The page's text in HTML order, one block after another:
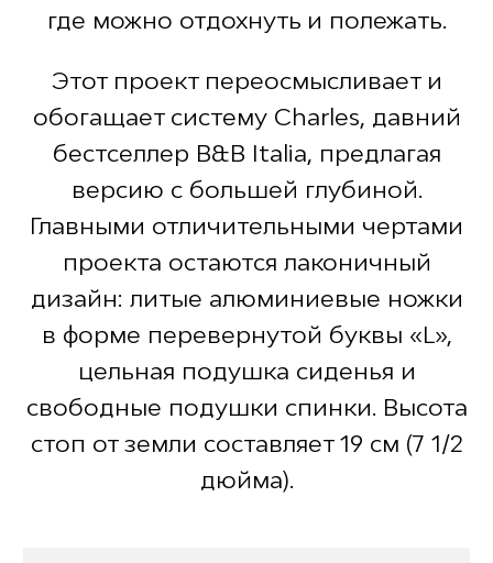
где можно отдохнуть и полежать.
Этот проект переосмысливает и
обогащает систему Charles, давний
бестселлер B&B Italia, предлагая
версию с большей глубиной.
Главными отличительными чертами
проекта остаются лаконичный
дизайн: литые алюминиевые ножки
в форме перевернутой буквы «L»,
цельная подушка сиденья и
свободные подушки спинки. Высота
стоп от земли составляет 19 см (7 1/2
дюйма).